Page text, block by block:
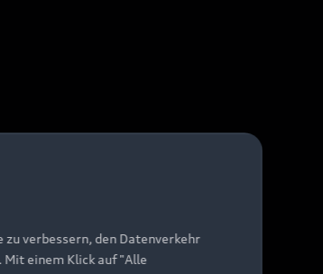
verbessern, den Datenverkehr
einem Klick auf "Alle